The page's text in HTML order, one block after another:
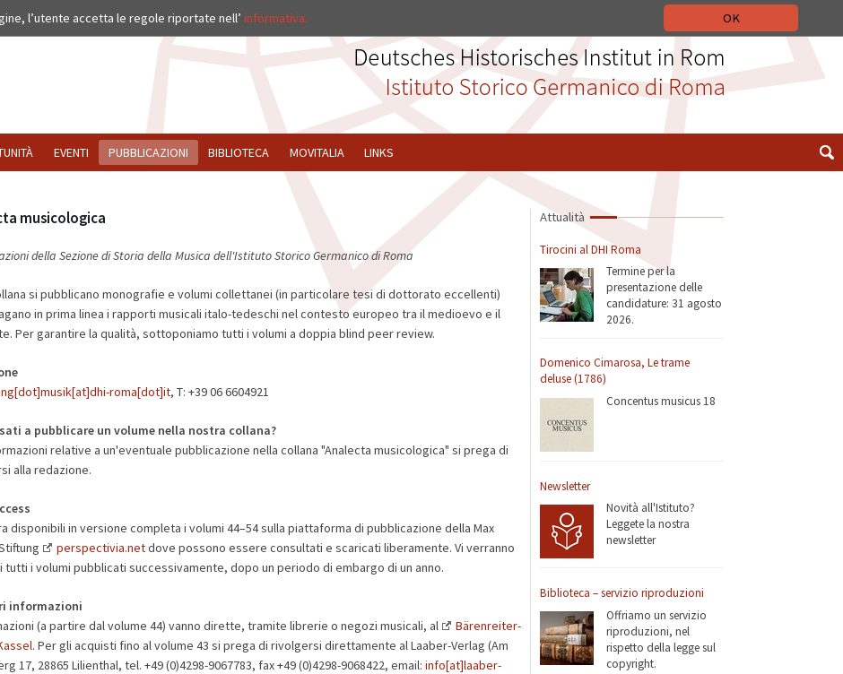
OK
l’utente accetta le regole riportate nell’ informativa.
Attualità
Tirocini al DHI Roma
Termine per la
presentazione delle
candidature: 31 agosto
2026.
Domenico Cimarosa, Le trame
deluse (1786)
Concentus musicus 18
Newsletter
Novità all'Istituto?
Leggete la nostra
newsletter
Biblioteca – servizio riproduzioni
Offriamo un servizio
riproduzioni, nel
rispetto della legge sul
copyright.
musicologica
della Sezione di Storia della Musica dell'Istituto Storico Germanico di Roma
si pubblicano monografie e volumi collettanei (in particolare tesi di dottorato eccellenti)
in prima linea i rapporti musicali italo-tedeschi nel contesto europeo tra il medioevo e il
Per garantire la qualità, sottoponiamo tutti i volumi a doppia blind peer review.
roma[dot]it, T: +39 06 6604921
a pubblicare un volume nella nostra collana?
relative a un'eventuale pubblicazione nella collana "Analecta musicologica" si prega di
alla redazione.
disponibili in versione completa i volumi 44–54 sulla piattaforma di pubblicazione della Max
perspectivia.netdove possono essere consultati e scaricati liberamente. Vi verranno
tutti i volumi pubblicati successivamente, dopo un periodo di embargo di un anno.
informazioni
(a partire dal volume 44) vanno dirette, tramite librerie o negozi musicali, al
Bärenreiter-
. Per gli acquisti fino al volume 43 si prega di rivolgersi direttamente al Laaber-Verlag (Am
17, 28865 Lilienthal, tel. +49 (0)4298-9067783, fax +49 (0)4298-9068422, email: info[at]laaber-
EVENTI PUBBLICAZIONI BIBLIOTECA MOVITALIA LINKS